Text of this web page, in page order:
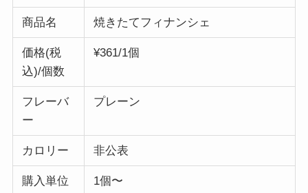
商品名 焼きたてフィナンシェ
価格(税
込)/個数
¥361/1個
フレーバ
ー
プレーン
カロリー 非公表
購入単位 1個〜